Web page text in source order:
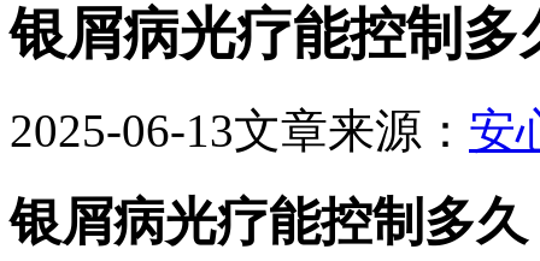
银屑病光疗能控制多
2025-06-13文章来源： 安
银屑病光疗能控制多久